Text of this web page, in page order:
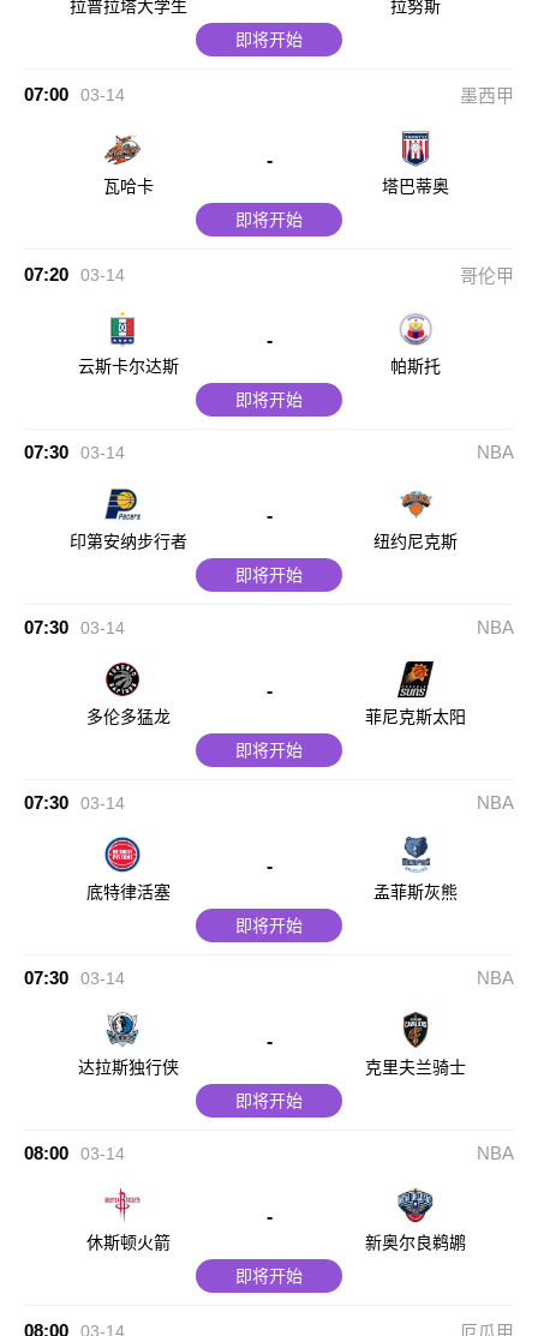
拉普拉塔大学生
拉努斯
即将开始
07:00 03-14 墨西甲
瓦哈卡
-
塔巴蒂奥
即将开始
07:20 03-14 哥伦甲
云斯卡尔达斯
-
帕斯托
即将开始
07:30 03-14 NBA
印第安纳步行者
-
纽约尼克斯
即将开始
07:30 03-14 NBA
多伦多猛龙
-
菲尼克斯太阳
即将开始
07:30 03-14 NBA
底特律活塞
-
孟菲斯灰熊
即将开始
07:30 03-14 NBA
达拉斯独行侠
-
克里夫兰骑士
即将开始
08:00 03-14 NBA
休斯顿火箭
-
新奥尔良鹈鹕
即将开始
08:00 03-14 厄瓜甲